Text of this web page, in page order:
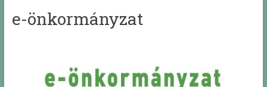
e-önkormányzat